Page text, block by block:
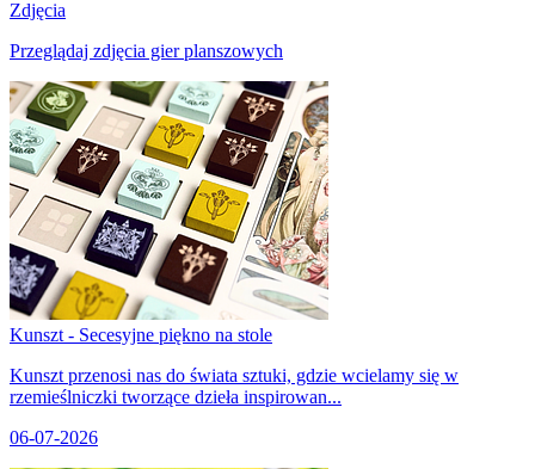
Zdjęcia
Przeglądaj zdjęcia gier planszowych
Kunszt - Secesyjne piękno na stole
Kunszt przenosi nas do świata sztuki, gdzie wcielamy się w
rzemieślniczki tworzące dzieła inspirowan...
06-07-2026